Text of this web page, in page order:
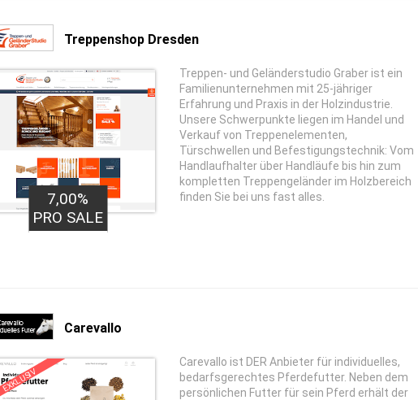
Treppenshop Dresden
7,00%
PRO SALE
Treppen- und Geländerstudio Graber ist ein
Familienunternehmen mit 25-jähriger
Erfahrung und Praxis in der Holzindustrie.
Unsere Schwerpunkte liegen im Handel und
Verkauf von Treppenelementen,
Türschwellen und Befestigungstechnik: Vom
Handlaufhalter über Handläufe bis hin zum
kompletten Treppengeländer im Holzbereich
finden Sie bei uns fast alles.
Carevallo
EXKLUSIV
Carevallo ist DER Anbieter für individuelles,
bedarfsgerechtes Pferdefutter. Neben dem
persönlichen Futter für sein Pferd erhält der